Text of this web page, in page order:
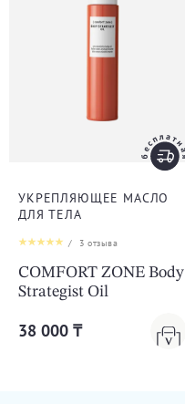
УКРЕПЛЯЮЩЕЕ МАСЛО
ДЛЯ ТЕЛА
/ 3 отзыва
COMFORT ZONE Body
Strategist Oil
38 000 ₸